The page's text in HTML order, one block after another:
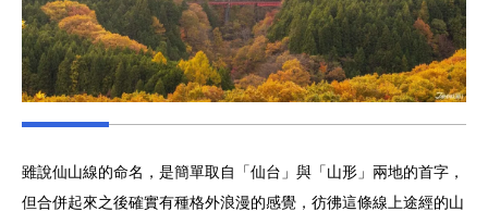
雖說仙山線的命名，是簡單取自「仙台」與「山形」兩地的首字，
但合併起來之後確實有種格外浪漫的感覺，彷彿這條線上途經的山